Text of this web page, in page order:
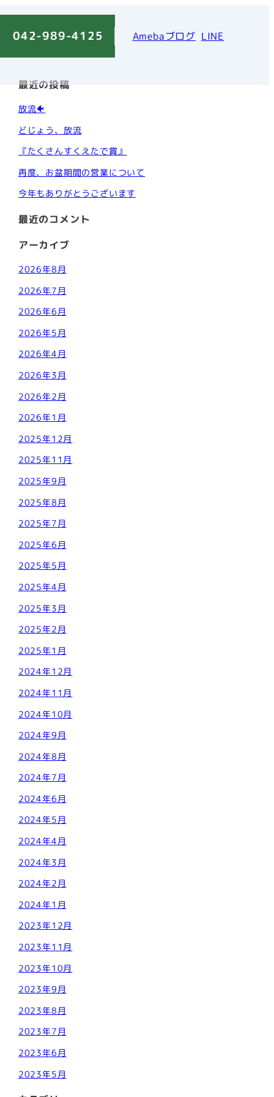
042-989-4125 Amebaブログ LINE
最近の投稿
放流🐠
どじょう、放流
『たくさんすくえたで賞』
再度、お盆期間の営業について
今年もありがとうございます
最近のコメント
アーカイブ
2026年8月
2026年7月
2026年6月
2026年5月
2026年4月
2026年3月
2026年2月
2026年1月
2025年12月
2025年11月
2025年9月
2025年8月
2025年7月
2025年6月
2025年5月
2025年4月
2025年3月
2025年2月
2025年1月
2024年12月
2024年11月
2024年10月
2024年9月
2024年8月
2024年7月
2024年6月
2024年5月
2024年4月
2024年3月
2024年2月
2024年1月
2023年12月
2023年11月
2023年10月
2023年9月
2023年8月
2023年7月
2023年6月
2023年5月